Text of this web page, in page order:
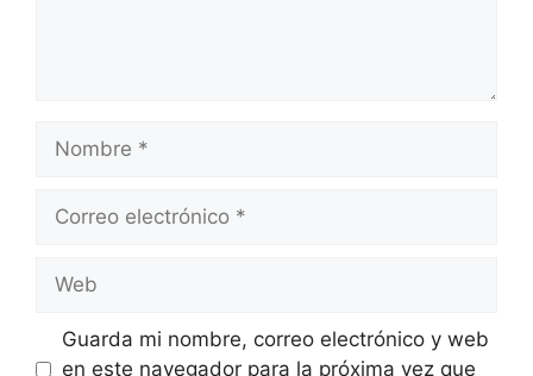
electrónico
Guarda mi nombre, correo electrónico y web
en este navegador para la próxima vez que